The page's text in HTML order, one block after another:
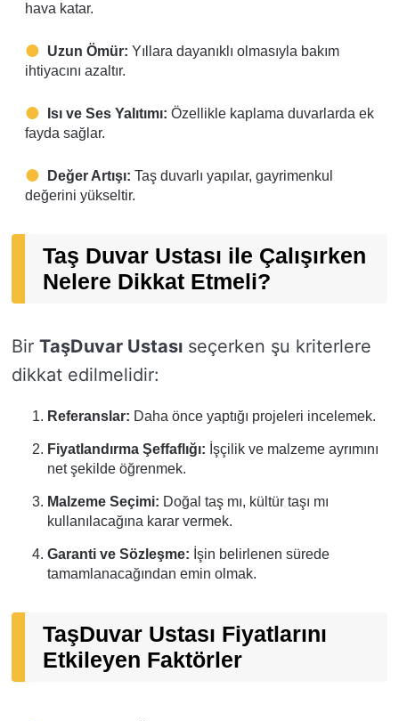
hava katar.
Uzun Ömür: Yıllara dayanıklı olmasıyla bakım
ihtiyacını azaltır.
Isı ve Ses Yalıtımı: Özellikle kaplama duvarlarda ek
fayda sağlar.
Değer Artışı: Taş duvarlı yapılar, gayrimenkul
değerini yükseltir.
Taş Duvar Ustası ile Çalışırken
Nelere Dikkat Etmeli?
Bir TaşDuvar Ustası seçerken şu kriterlere
dikkat edilmelidir:
Referanslar: Daha önce yaptığı projeleri incelemek.
Fiyatlandırma Şeffaflığı: İşçilik ve malzeme ayrımını
net şekilde öğrenmek.
Malzeme Seçimi: Doğal taş mı, kültür taşı mı
kullanılacağına karar vermek.
Garanti ve Sözleşme: İşin belirlenen sürede
tamamlanacağından emin olmak.
TaşDuvar Ustası Fiyatlarını
Etkileyen Faktörler